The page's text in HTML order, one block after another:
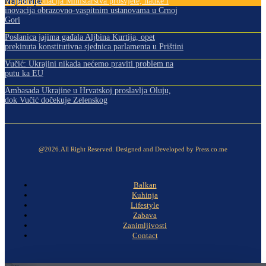
inovacija obrazovno-vaspitnim ustanovama u Crnoj
Gori
Poslanica jajima gađala Aljbina Kurtija, opet
prekinuta konstitutivna sjednica parlamenta u Prištini
Vučić: Ukrajini nikada nećemo praviti problem na
putu ka EU
Ambasada Ukrajine u Hrvatskoj proslavlja Oluju,
dok Vučić dočekuje Zelenskog
@2026.All Right Reserved. Designed and Developed by Press.co.me
Balkan
Kuhinja
Lifestyle
Zabava
Zanimljivosti
Contact